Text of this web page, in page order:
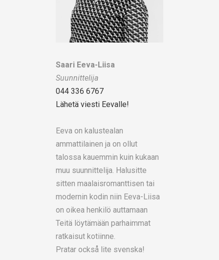
Saari Eeva-Liisa
Suunnittelija
044 336 6767
Lähetä viesti Eevalle!
Eeva on kalustealan
ammattilainen ja on ollut
talossa kauemmin kuin kukaan
muu suunnittelija. Halusitte
sitten maalaisromanttisen tai
modernin kodin niin Eeva-Liisa
on oikea henkilö auttamaan
Teitä löytämään parhaimmat
ratkaisut kotiinne.
Pratar också lite svenska!